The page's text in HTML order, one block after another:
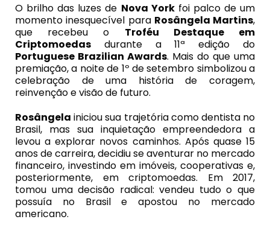
O brilho das luzes de Nova Yorkfoi palco de um
momento inesquecível para Rosângela Martins,
que recebeu o Troféu Destaque em
Criptomoedas durante a 11ª edição do
Portuguese Brazilian Awards. Mais do que uma
premiação, a noite de 1º de setembro simbolizou a
celebração de uma história de coragem,
reinvenção e visão de futuro.
Rosângela iniciou sua trajetória como dentista no
Brasil, mas sua inquietação empreendedora a
levou a explorar novos caminhos. Após quase 15
anos de carreira, decidiu se aventurar no mercado
financeiro, investindo em imóveis, cooperativas e,
posteriormente, em criptomoedas. Em 2017,
tomou uma decisão radical: vendeu tudo o que
possuía no Brasil e apostou no mercado
americano.